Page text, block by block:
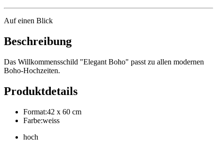
Auf einen Blick
Beschreibung
Das Willkommensschild "Elegant Boho" passt zu allen modernen
Boho-Hochzeiten.
Produktdetails
Format:42 x 60 cm
Farbe:weiss
hoch